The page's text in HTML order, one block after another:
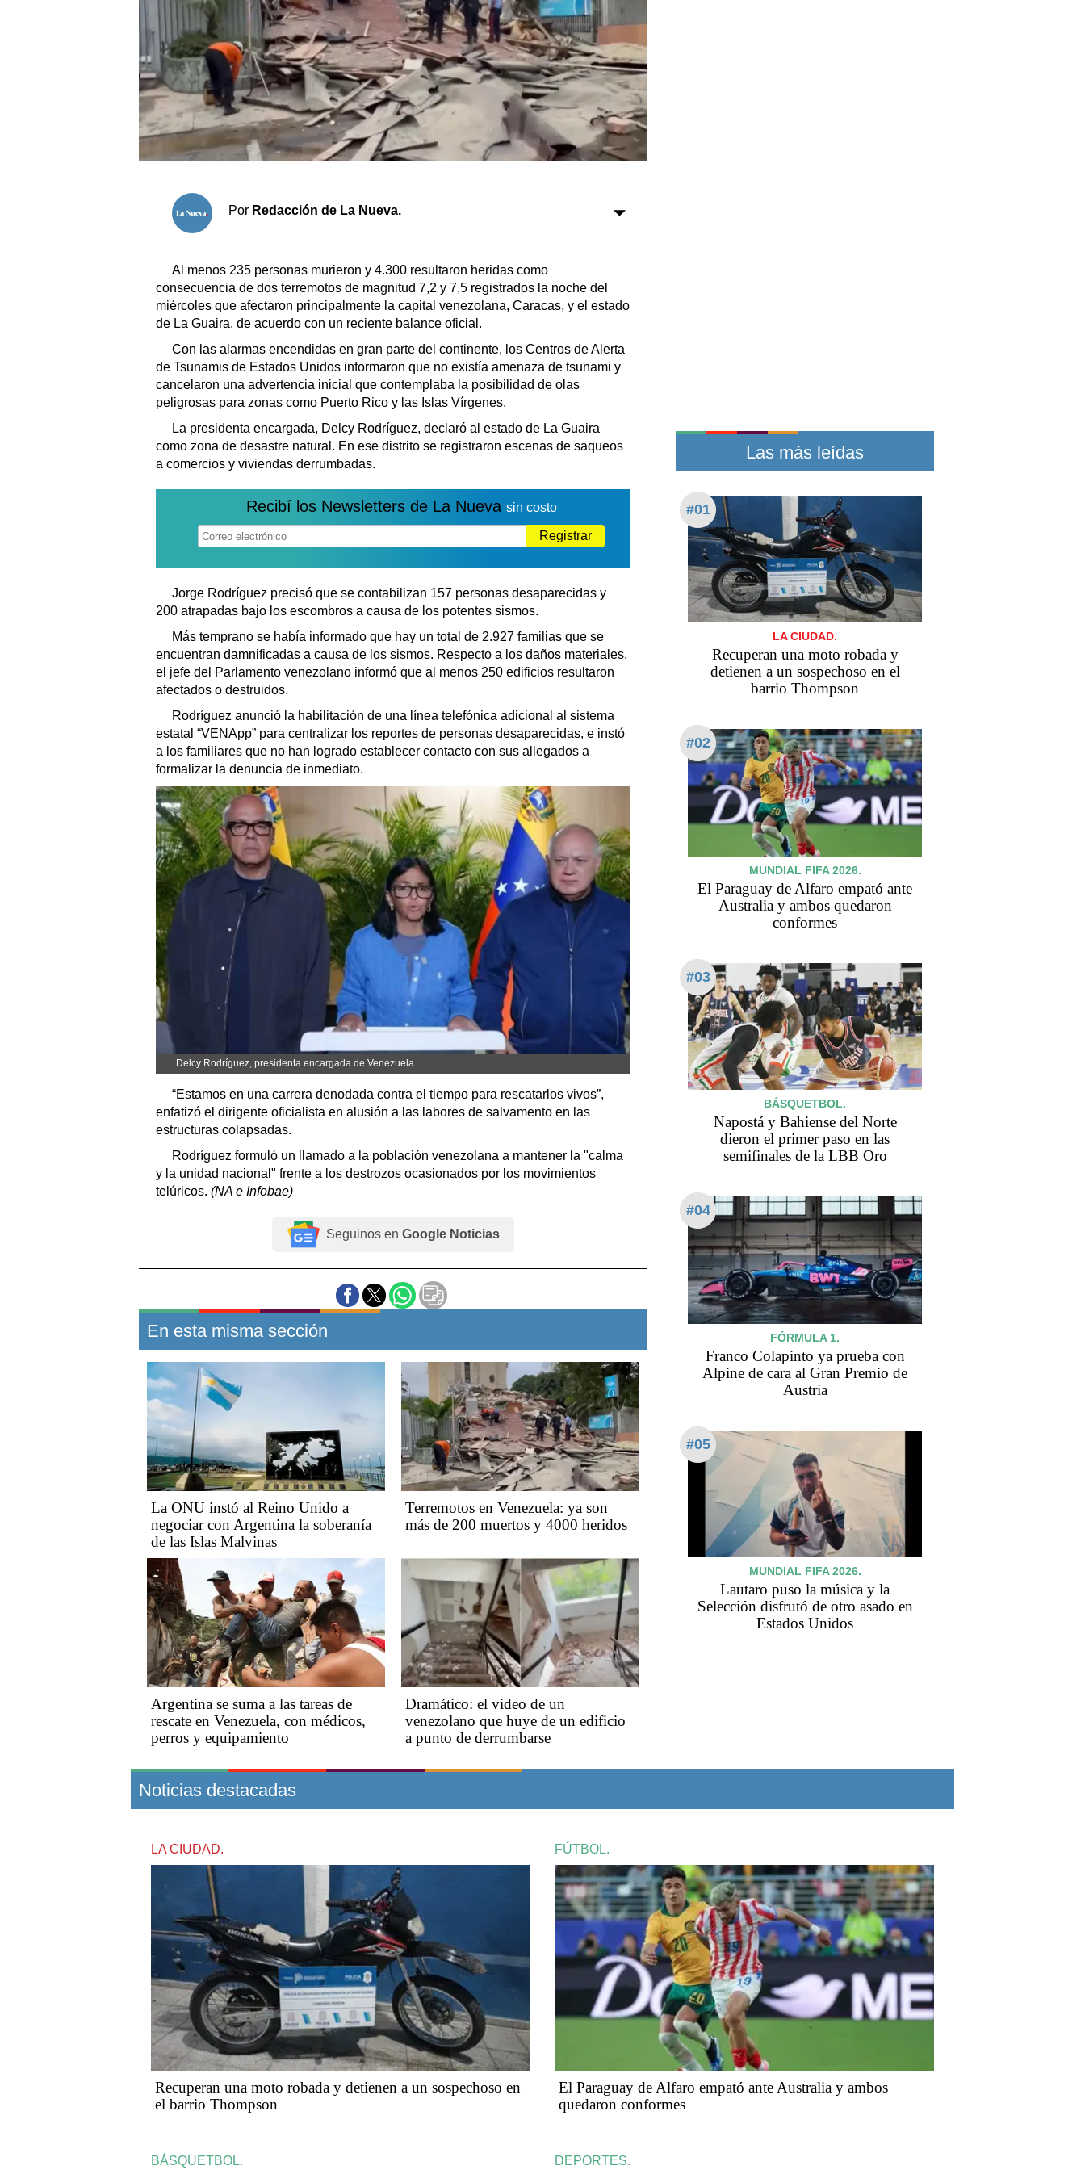
Sociedad y tiempo libre
Sociedad
Tecnología
Turismo
Salud
Es viral
El tiempo
Horóscopo
Suplementos
Loterías
Datos Útiles
Fúnebres
Edictos
Teléfonos de urgencia
Por Redacción de La Nueva.
Al menos 235 personas murieron y 4.300 resultaron heridas como
consecuencia de dos terremotos de magnitud 7,2 y 7,5 registrados la noche del
miércoles que afectaron principalmente la capital venezolana, Caracas, y el estado
de La Guaira, de acuerdo con un reciente balance oficial.
Con las alarmas encendidas en gran parte del continente, los Centros de Alerta
de Tsunamis de Estados Unidos informaron que no existía amenaza de tsunami y
cancelaron una advertencia inicial que contemplaba la posibilidad de olas
peligrosas para zonas como Puerto Rico y las Islas Vírgenes.
La presidenta encargada, Delcy Rodríguez, declaró al estado de La Guaira
como zona de desastre natural. En ese distrito se registraron escenas de saqueos
a comercios y viviendas derrumbadas.
Recibí los Newsletters de La Nueva sin costo
Registrar
Jorge Rodríguez precisó que se contabilizan 157 personas desaparecidas y
200 atrapadas bajo los escombros a causa de los potentes sismos.
Más temprano se había informado que hay un total de 2.927 familias que se
encuentran damnificadas a causa de los sismos. Respecto a los daños materiales,
el jefe del Parlamento venezolano informó que al menos 250 edificios resultaron
afectados o destruidos.
Rodríguez anunció la habilitación de una línea telefónica adicional al sistema
estatal “VENApp” para centralizar los reportes de personas desaparecidas, e instó
a los familiares que no han logrado establecer contacto con sus allegados a
formalizar la denuncia de inmediato.
Delcy Rodríguez, presidenta encargada de Venezuela
“Estamos en una carrera denodada contra el tiempo para rescatarlos vivos”,
enfatizó el dirigente oficialista en alusión a las labores de salvamento en las
estructuras colapsadas.
Rodríguez formuló un llamado a la población venezolana a mantener la "calma
y la unidad nacional" frente a los destrozos ocasionados por los movimientos
telúricos. (NA e Infobae)
Seguinos en Google Noticias
En esta misma sección
La ONU instó al Reino Unido a
negociar con Argentina la soberanía
de las Islas Malvinas
Terremotos en Venezuela: ya son
más de 200 muertos y 4000 heridos
Argentina se suma a las tareas de
rescate en Venezuela, con médicos,
perros y equipamiento
Dramático: el video de un
venezolano que huye de un edificio
a punto de derrumbarse
Las más leídas
#01
LA CIUDAD.
Recuperan una moto robada y
detienen a un sospechoso en el
barrio Thompson
#02
MUNDIAL FIFA 2026.
El Paraguay de Alfaro empató ante
Australia y ambos quedaron
conformes
#03
BÁSQUETBOL.
Napostá y Bahiense del Norte
dieron el primer paso en las
semifinales de la LBB Oro
#04
FÓRMULA 1.
Franco Colapinto ya prueba con
Alpine de cara al Gran Premio de
Austria
#05
MUNDIAL FIFA 2026.
Lautaro puso la música y la
Selección disfrutó de otro asado en
Estados Unidos
Noticias destacadas
LA CIUDAD.
Recuperan una moto robada y detienen a un sospechoso en
el barrio Thompson
FÚTBOL.
El Paraguay de Alfaro empató ante Australia y ambos
quedaron conformes
BÁSQUETBOL. DEPORTES.